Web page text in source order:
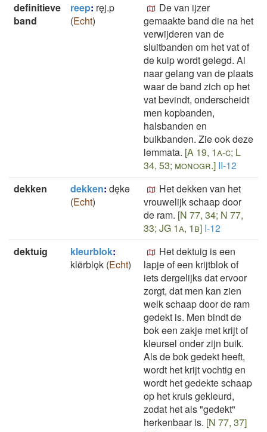
definitieve
band
reep: ręj.p
(Echt)
De van ijzer
gemaakte band die na het
verwijderen van de
sluitbanden om het vat of
de kuip wordt gelegd. Al
naar gelang van de plaats
waar de band zich op het
vat bevindt, onderscheidt
men kopbanden,
halsbanden en
buikbanden. Zie ook deze
lemmata. [A 19, 1a-c; L
34, 53; monogr.] II-12
dekken
dekken: dękǝ
(Echt)
Het dekken van het
vrouwelijk schaap door
de ram. [N 77, 34; N 77,
33; JG 1a, 1b] I-12
dektuig
kleurblok:
klø̄rblǫk (Echt)
Het dektuig is een
lapje of een krijtblok of
iets dergelijks dat ervoor
zorgt, dat men kan zien
welk schaap door de ram
gedekt is. Men bindt de
bok een zakje met krijt of
kleursel onder zijn buik.
Als de bok gedekt heeft,
wordt het krijt vochtig en
wordt het gedekte schaap
op het kruis gekleurd,
zodat het als "gedekt"
herkenbaar is. [N 77, 37]